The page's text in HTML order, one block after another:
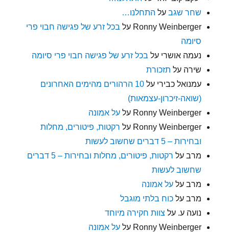
שחר שגב על התחלנו…
Ronny Weinberger על בכל זרע של פגישה חבוי פרי
סיומה
נעמה אושרי על בכל זרע של פגישה חבוי פרי סיומה
שירה על תזכורת
עמנואל כבירי על
10 הרהורים מהימים האחרונים
(שואה-זיכרון-עצמאות)
Ronny Weinberger עלעל אמונה
Ronny Weinberger על רקטות, פיטורים, מחלות
ובחירות – 5 דברים שחשוב לעשות
מרב על
רקטות, פיטורים, מחלות ובחירות – 5 דברים
שחשוב לעשות
מרב עלעל אמונה
מרב עלכוח בלתי מוגבל
נועה ע. על צוות חקירה מיוחד
Ronny Weinberger עלעל אמונה